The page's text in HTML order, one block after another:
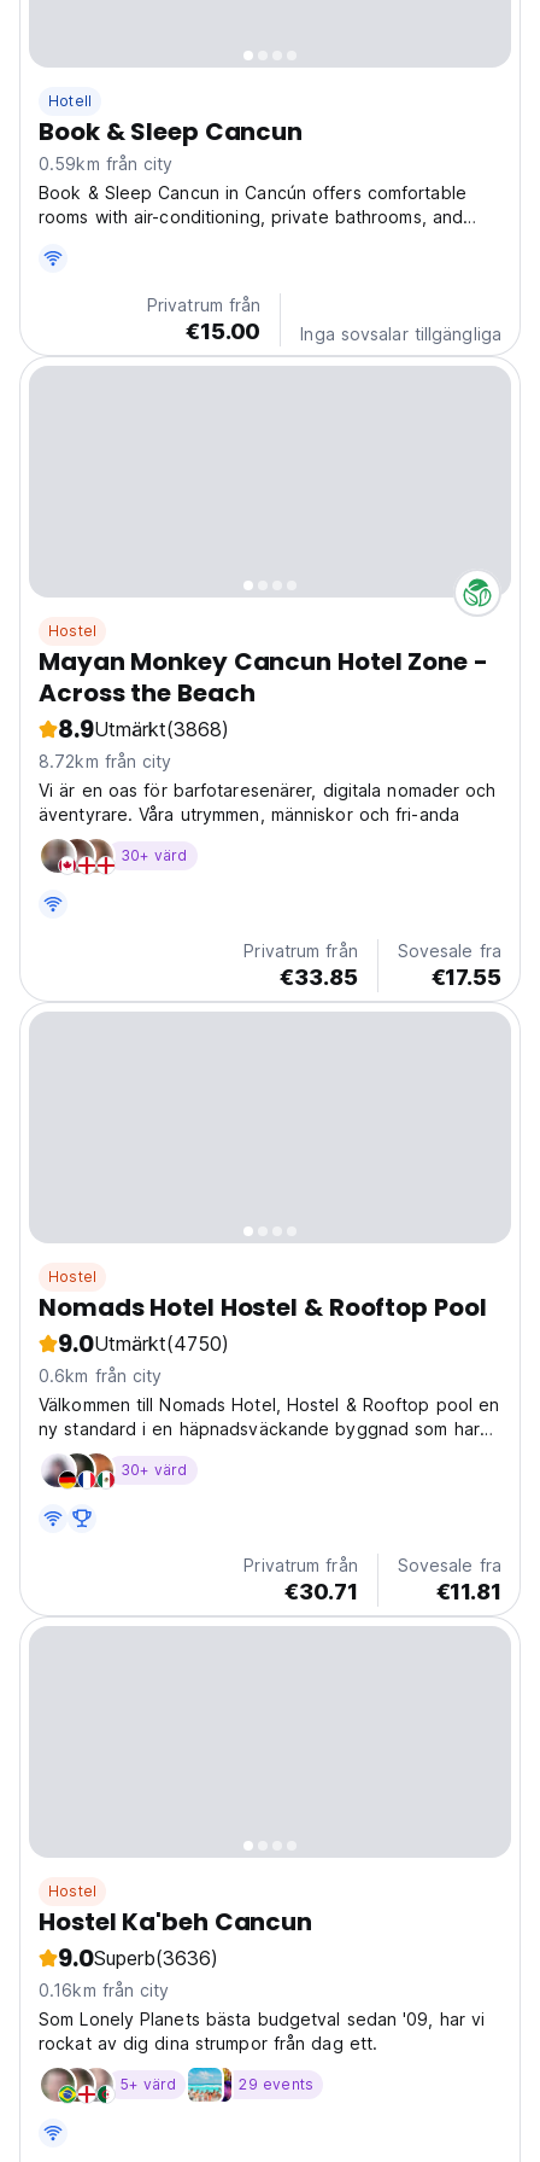
Hotell
Book & Sleep Cancun
0.59km från city
Book & Sleep Cancun in Cancún offers comfortable
rooms with air-conditioning, private bathrooms, and
soundproofing, and a seating area. The hotel is near
Cancun Bus Station (9-minute walk), Cancun
Government...Privatrum från
€15.00 Inga sovsalar tillgängliga
Hostel
Mayan Monkey Cancun Hotel Zone -
Across the Beach
8.9Utmärkt(3868)
8.72km från city
Vi är en oas för barfotaresenärer, digitala nomader och
äventyrare. Våra utrymmen, människor och fri-anda
30+ värd
Privatrum från
€33.85
Sovesale fra
€17.55
Hostel
Nomads Hotel Hostel & Rooftop Pool
9.0Utmärkt(4750)
0.6km från city
Välkommen till Nomads Hotel, Hostel & Rooftop pool en
ny standard i en häpnadsväckande byggnad som har
en
30+ värd
Privatrum från
€30.71
Sovesale fra
€11.81
Hostel
Hostel Ka'beh Cancun
9.0Superb(3636)
0.16km från city
Som Lonely Planets bästa budgetval sedan '09, har vi
rockat av dig dina strumpor från dag ett.
5+ värd 29 events